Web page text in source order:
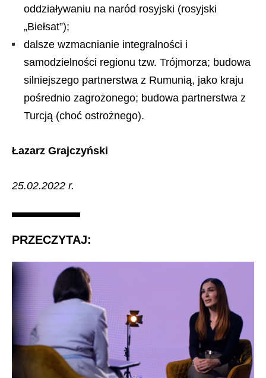
oddziaływaniu na naród rosyjski (rosyjski
„Biełsat”);
dalsze wzmacnianie integralności i
samodzielności regionu tzw. Trójmorza; budowa
silniejszego partnerstwa z Rumunią, jako kraju
pośrednio zagrożonego; budowa partnerstwa z
Turcją (choć ostrożnego).
Łazarz Grajczyński
25.02.2022 r.
PRZECZYTAJ: